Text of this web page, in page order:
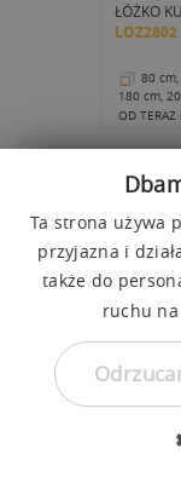
ŁÓŻKO
LOZ2802
80
180 cm,
cm
41
ŁÓŻKO
Ta strona używa
przyjazna i
także do
ruchu